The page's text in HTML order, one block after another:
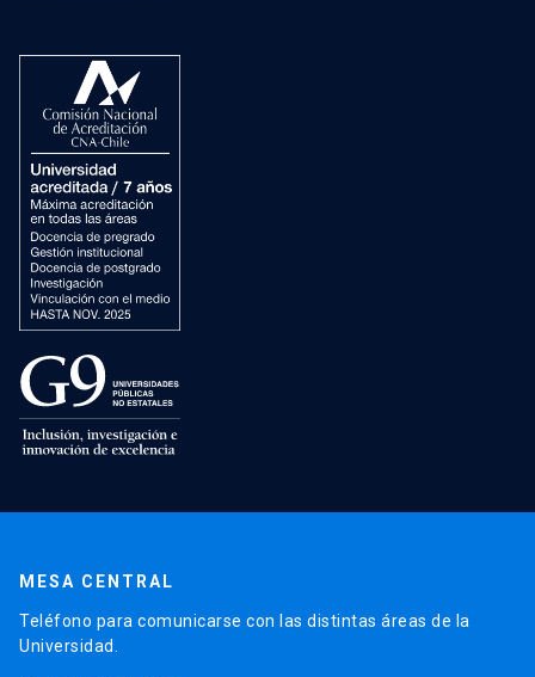
MESA CENTRAL
Teléfono para comunicarse con las distintas áreas de la
Universidad.